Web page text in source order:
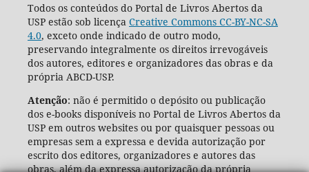
Todos os conteúdos do Portal de Livros Abertos da
USP estão sob licença Creative Commons CC-BY-NC-SA
4.0, exceto onde indicado de outro modo,
preservando integralmente os direitos irrevogáveis
dos autores, editores e organizadores das obras e da
própria ABCD-USP.
Atenção: não é permitido o depósito ou publicação
dos e-books disponíveis no Portal de Livros Abertos da
USP em outros websites ou por quaisquer pessoas ou
empresas sem a expressa e devida autorização por
escrito dos editores, organizadores e autores das
obras, além da expressa autorização da própria